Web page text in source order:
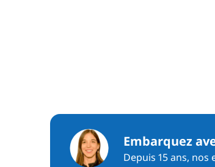
Embarquez
Depuis 15 ans,